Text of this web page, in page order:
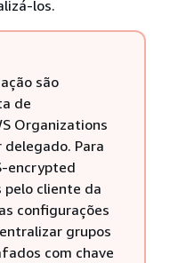
los.
são
de
Organizations
Para
encrypted
cliente da
configurações
grupos
com chave